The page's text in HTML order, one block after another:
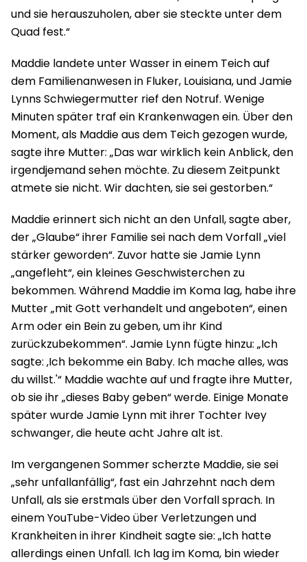
und sie herauszuholen, aber sie steckte unter dem
Quad fest.“
Maddie landete unter Wasser in einem Teich auf
dem Familienanwesen in Fluker, Louisiana, und Jamie
Lynns Schwiegermutter rief den Notruf. Wenige
Minuten später traf ein Krankenwagen ein. Über den
Moment, als Maddie aus dem Teich gezogen wurde,
sagte ihre Mutter: „Das war wirklich kein Anblick, den
irgendjemand sehen möchte. Zu diesem Zeitpunkt
atmete sie nicht. Wir dachten, sie sei gestorben.“
Maddie erinnert sich nicht an den Unfall, sagte aber,
der „Glaube“ ihrer Familie sei nach dem Vorfall „viel
stärker geworden“. Zuvor hatte sie Jamie Lynn
„angefleht“, ein kleines Geschwisterchen zu
bekommen. Während Maddie im Koma lag, habe ihre
Mutter „mit Gott verhandelt und angeboten“, einen
Arm oder ein Bein zu geben, um ihr Kind
zurückzubekommen“. Jamie Lynn fügte hinzu: „Ich
sagte: ‚Ich bekomme ein Baby. Ich mache alles, was
du willst.'“ Maddie wachte auf und fragte ihre Mutter,
ob sie ihr „dieses Baby geben“ werde. Einige Monate
später wurde Jamie Lynn mit ihrer Tochter Ivey
schwanger, die heute acht Jahre alt ist.
Im vergangenen Sommer scherzte Maddie, sie sei
„sehr unfallanfällig“, fast ein Jahrzehnt nach dem
Unfall, als sie erstmals über den Vorfall sprach. In
einem YouTube-Video über Verletzungen und
Krankheiten in ihrer Kindheit sagte sie: „Ich hatte
allerdings einen Unfall. Ich lag im Koma, bin wieder